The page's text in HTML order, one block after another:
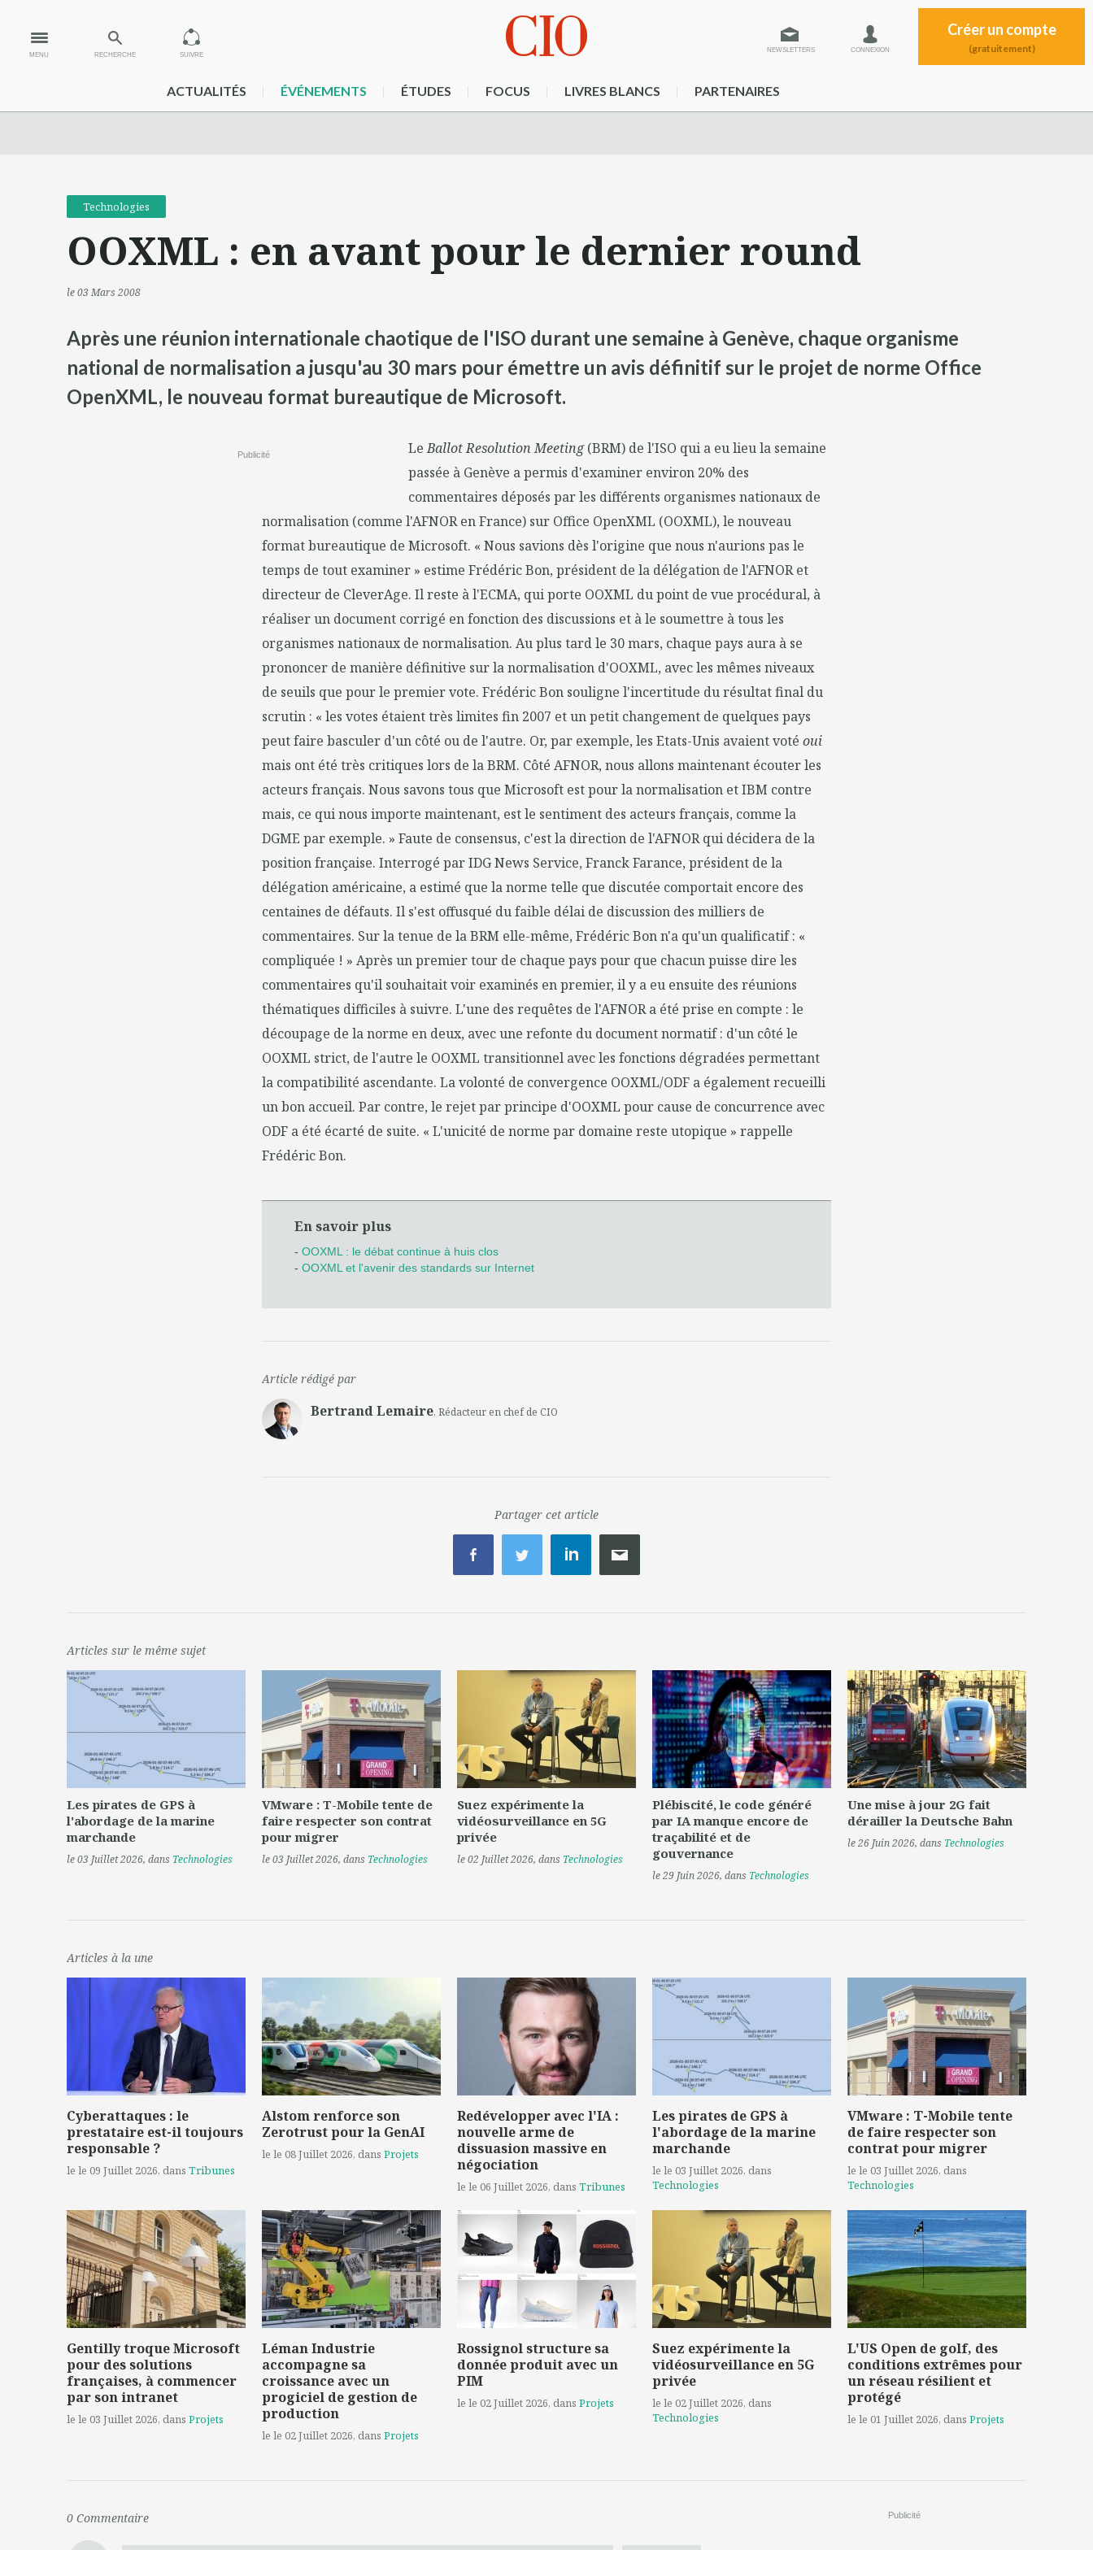
MENU RECHERCHE SUIVRE
NEWSLETTERS CONNEXION
Créer un compte
(gratuitement)
ACTUALITÉS ÉVÉNEMENTS ÉTUDES FOCUS LIVRES BLANCS PARTENAIRES
Technologies
OOXML : en avant pour le dernier round
le 03 Mars 2008
Après une réunion internationale chaotique de l'ISO durant une semaine à Genève, chaque organisme
national de normalisation a jusqu'au 30 mars pour émettre un avis définitif sur le projet de norme Office
OpenXML, le nouveau format bureautique de Microsoft.
Publicité LeBallot Resolution Meeting(BRM) de l'ISO qui a eu lieu la semaine
passée à Genève a permis d'examiner environ 20% des
commentaires déposés par les différents organismes nationaux de
normalisation (comme l'AFNOR en France) sur Office OpenXML (OOXML), le nouveau
format bureautique de Microsoft. « Nous savions dès l'origine que nous n'aurions pas le
temps de tout examiner » estime Frédéric Bon, président de la délégation de l'AFNOR et
directeur de CleverAge. Il reste à l'ECMA, qui porte OOXML du point de vue procédural, à
réaliser un document corrigé en fonction des discussions et à le soumettre à tous les
organismes nationaux de normalisation. Au plus tard le 30 mars, chaque pays aura à se
prononcer de manière définitive sur la normalisation d'OOXML, avec les mêmes niveaux
de seuils que pour le premier vote. Frédéric Bon souligne l'incertitude du résultat final du
scrutin : « les votes étaient très limites fin 2007 et un petit changement de quelques pays
peut faire basculer d'un côté ou de l'autre. Or, par exemple, les Etats-Unis avaient voté oui
mais ont été très critiques lors de la BRM. Côté AFNOR, nous allons maintenant écouter les
acteurs français. Nous savons tous que Microsoft est pour la normalisation et IBM contre
mais, ce qui nous importe maintenant, est le sentiment des acteurs français, comme la
DGME par exemple. » Faute de consensus, c'est la direction de l'AFNOR qui décidera de la
position française. Interrogé par IDG News Service, Franck Farance, président de la
délégation américaine, a estimé que la norme telle que discutée comportait encore des
centaines de défauts. Il s'est offusqué du faible délai de discussion des milliers de
commentaires. Sur la tenue de la BRM elle-même, Frédéric Bon n'a qu'un qualificatif : «
compliquée ! » Après un premier tour de chaque pays pour que chacun puisse dire les
commentaires qu'il souhaitait voir examinés en premier, il y a eu ensuite des réunions
thématiques difficiles à suivre. L'une des requêtes de l'AFNOR a été prise en compte : le
découpage de la norme en deux, avec une refonte du document normatif : d'un côté le
OOXML strict, de l'autre le OOXML transitionnel avec les fonctions dégradées permettant
la compatibilité ascendante. La volonté de convergence OOXML/ODF a également recueilli
un bon accueil. Par contre, le rejet par principe d'OOXML pour cause de concurrence avec
ODF a été écarté de suite. « L'unicité de norme par domaine reste utopique » rappelle
Frédéric Bon.
En savoir plus
- OOXML : le débat continue à huis clos
- OOXML et l'avenir des standards sur Internet
Article rédigé par
Bertrand Lemaire, Rédacteur en chef de CIO
Partager cet article
Articles sur le même sujet
Les pirates de GPS à
l'abordage de la marine
marchande
le 03 Juillet 2026, dans Technologies
VMware : T-Mobile tente de
faire respecter son contrat
pour migrer
le 03 Juillet 2026, dans Technologies
Suez expérimente la
vidéosurveillance en 5G
privée
le 02 Juillet 2026, dans Technologies
Plébiscité, le code généré
par IA manque encore de
traçabilité et de
gouvernance
le 29 Juin 2026, dans Technologies
Une mise à jour 2G fait
dérailler la Deutsche Bahn
le 26 Juin 2026, dans Technologies
Articles à la une
Cyberattaques : le
prestataire est-il toujours
responsable ?
le le 09 Juillet 2026, dans Tribunes
Alstom renforce son
Zerotrust pour la GenAI
le le 08 Juillet 2026, dans Projets
Redévelopper avec l'IA :
nouvelle arme de
dissuasion massive en
négociation
le le 06 Juillet 2026, dans Tribunes
Les pirates de GPS à
l'abordage de la marine
marchande
le le 03 Juillet 2026, dans
Technologies
VMware : T-Mobile tente
de faire respecter son
contrat pour migrer
le le 03 Juillet 2026, dans
Technologies
Gentilly troque Microsoft
pour des solutions
françaises, à commencer
par son intranet
le le 03 Juillet 2026, dans Projets
Léman Industrie
accompagne sa
croissance avec un
progiciel de gestion de
production
le le 02 Juillet 2026, dans Projets
Rossignol structure sa
donnée produit avec un
PIM
le le 02 Juillet 2026, dans Projets
Suez expérimente la
vidéosurveillance en 5G
privée
le le 02 Juillet 2026, dans
Technologies
L'US Open de golf, des
conditions extrêmes pour
un réseau résilient et
protégé
le le 01 Juillet 2026, dans Projets
0 Commentaire Publicité